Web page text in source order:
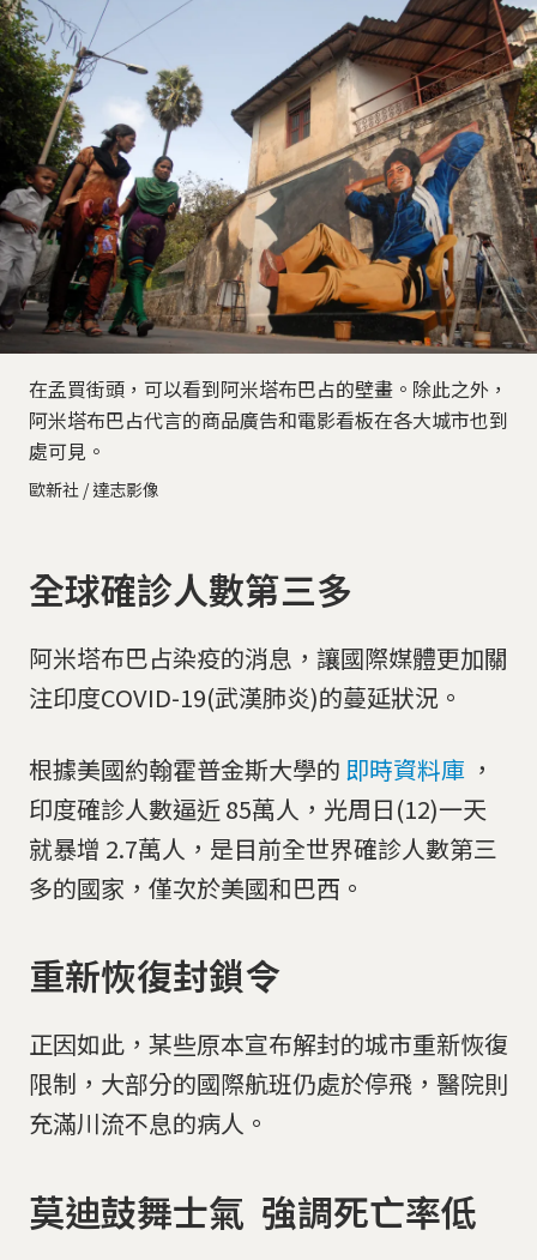
在孟買街頭，可以看到阿米塔布巴占的壁畫。除此之外，
阿米塔布巴占代言的商品廣告和電影看板在各大城市也到
處可見。
歐新社 / 達志影像
全球確診人數第三多
阿米塔布巴占染疫的消息，讓國際媒體更加關
注印度COVID-19(武漢肺炎)的蔓延狀況。
根據美國約翰霍普金斯大學的 即時資料庫 ，
印度確診人數逼近 85萬人，光周日(12)一天
就暴增 2.7萬人，是目前全世界確診人數第三
多的國家，僅次於美國和巴西。
重新恢復封鎖令
正因如此，某些原本宣布解封的城市重新恢復
限制，大部分的國際航班仍處於停飛，醫院則
充滿川流不息的病人。
莫迪鼓舞士氣 強調死亡率低